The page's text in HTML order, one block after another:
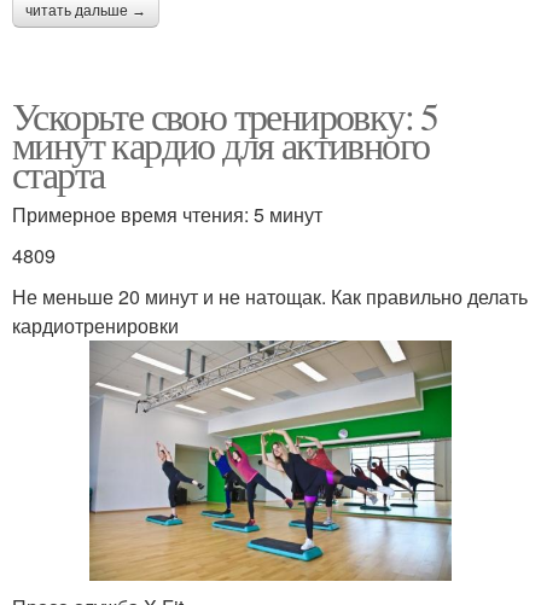
читать дальше →
Ускорьте свою тренировку: 5
минут кардио для активного
старта
Примерное время чтения: 5 минут
4809
Не меньше 20 минут и не натощак. Как правильно делать
кардиотренировки